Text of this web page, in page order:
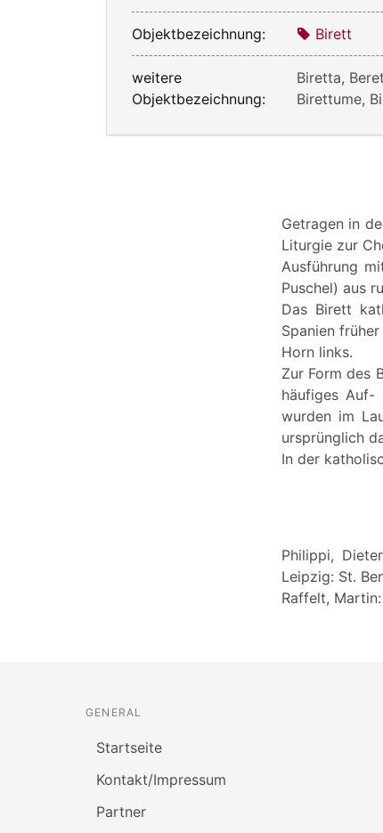
Objektbezeichnung: Birett
weitere
Objektbezeichnung:
Biretta,
Birettume,
Getragen in
Liturgie zur
Ausführung
Puschel) aus
Das Birett
Spanien
Horn links.
Zur Form des
häufiges Auf-
wurden im
ursprünglich
In der
Philippi,
Leipzig: St.
Raffelt,
GENERAL
Startseite
Kontakt/Impressum
Partner